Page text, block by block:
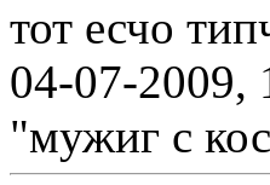
тот есчо
04-07-2009,
"мужиг с